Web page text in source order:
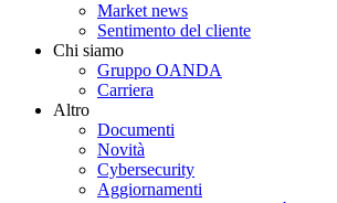
Market news
Sentimento del cliente
Chi siamo
Gruppo OANDA
Carriera
Altro
Documenti
Novità
Cybersecurity
Aggiornamenti